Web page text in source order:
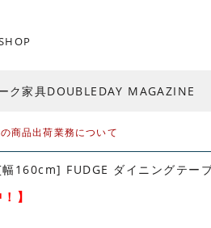
ク家具DOUBLEDAY MAGAZINE
商品出荷業務について
160cm] FUDGE ダイニングテー
】